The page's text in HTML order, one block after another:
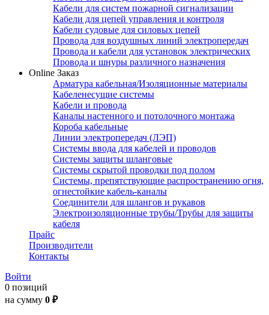
Кабели для систем пожарной сигнализации
Кабели для цепей управления и контроля
Кабели судовые для силовых цепей
Провода для воздушных линий электропередач
Провода и кабели для установок электрических
Провода и шнуры различного назначения
Online Заказ
Арматура кабельная/Изоляционные материалы
Кабеленесущие системы
Кабели и провода
Каналы настенного и потолочного монтажа
Короба кабельные
Линии электропередач (ЛЭП)
Системы ввода для кабелей и проводов
Системы защиты шланговые
Системы скрытой проводки под полом
Системы, препятствующие распространению огня,
огнестойкие кабель-каналы
Соединители для шлангов и рукавов
Электроизоляционные трубы/Трубы для защиты
кабеля
Прайс
Производители
Контакты
Войти
0 позиций
на сумму 0 ₽